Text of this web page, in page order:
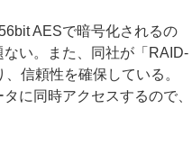
AESで暗号化されるの
い。また、同社が「RAID-
信頼性を確保している。
に同時アクセスするので、